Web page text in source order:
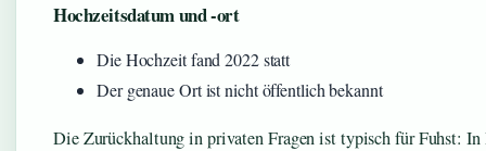
Hochzeitsdatum und -ort
Die Hochzeit fand 2022 statt
Der genaue Ort ist nicht öffentlich bekannt
Die Zurückhaltung in privaten Fragen ist typisch für Fuhst: